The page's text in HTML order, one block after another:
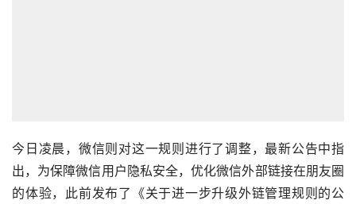
今日凌晨，微信则对这一规则进行了调整，最新公告中指
出，为保障微信用户隐私安全，优化微信外部链接在朋友圈
的体验，此前发布了《关于进一步升级外链管理规则的公